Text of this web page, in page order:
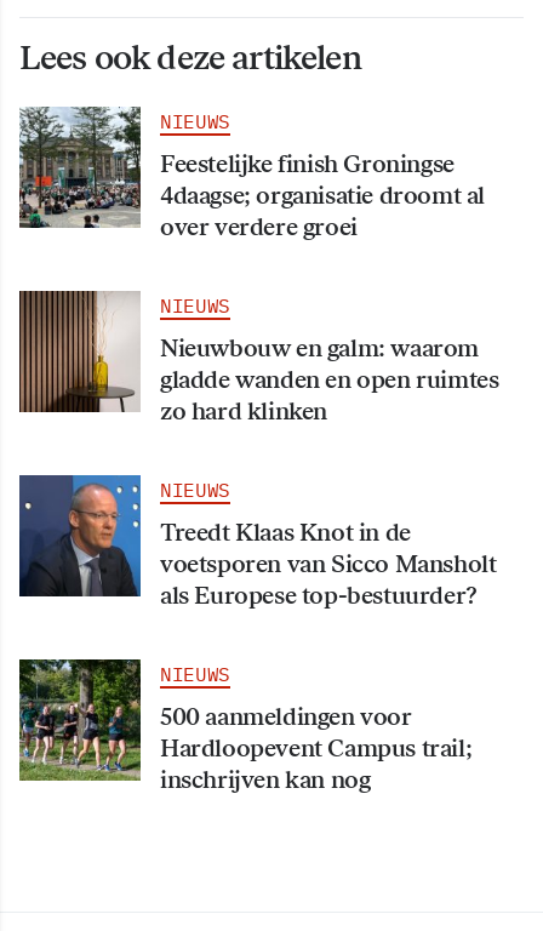
Lees ook deze artikelen
NIEUWS
Feestelijke finish Groningse
4daagse; organisatie droomt al
over verdere groei
NIEUWS
Nieuwbouw en galm: waarom
gladde wanden en open ruimtes
zo hard klinken
NIEUWS
Treedt Klaas Knot in de
voetsporen van Sicco Mansholt
als Europese top-bestuurder?
NIEUWS
500 aanmeldingen voor
Hardloopevent Campus trail;
inschrijven kan nog